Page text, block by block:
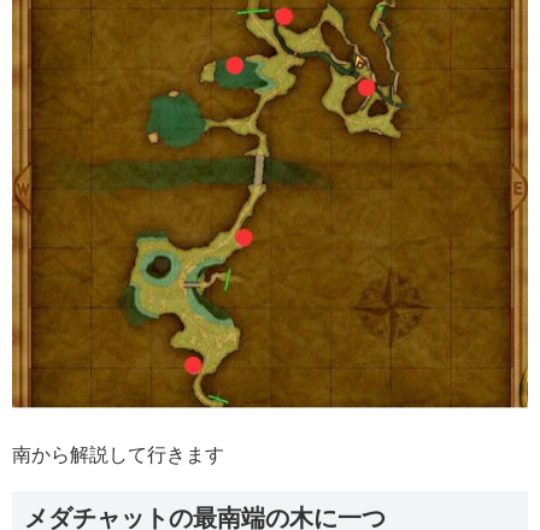
南から解説して行きます
メダチャットの最南端の木に一つ